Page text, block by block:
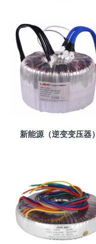
新能源（逆变变压器）